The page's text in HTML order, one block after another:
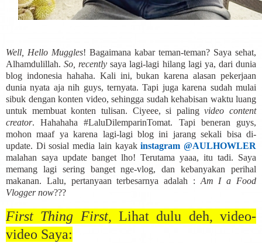
Well, Hello Muggles! Bagaimana kabar teman-teman? Saya sehat,
Alhamdulillah.So, recently saya lagi-lagi hilang lagi ya, dari dunia
blog indonesia hahaha. Kali ini, bukan karena alasan pekerjaan
dunia nyata aja nih guys, ternyata. Tapi juga karena sudah mulai
sibuk dengan konten video, sehingga sudah kehabisan waktu luang
untuk membuat konten tulisan. Ciyeee, si palingvideo content
creator. Hahahaha #LaluDilemparinTomat. Tapi beneran guys,
mohon maaf ya karena lagi-lagi blog ini jarang sekali bisa di-
update. Di sosial media lain kayakinstagram @AULHOWLER
malahan saya update banget lho! Terutama yaaa, itu tadi. Saya
memang lagi sering banget nge-vlog, dan kebanyakan perihal
makanan. Lalu, pertanyaan terbesarnya adalah : Am I a Food
Vlogger now???
First Thing First, Lihat dulu deh, video-
video Saya: